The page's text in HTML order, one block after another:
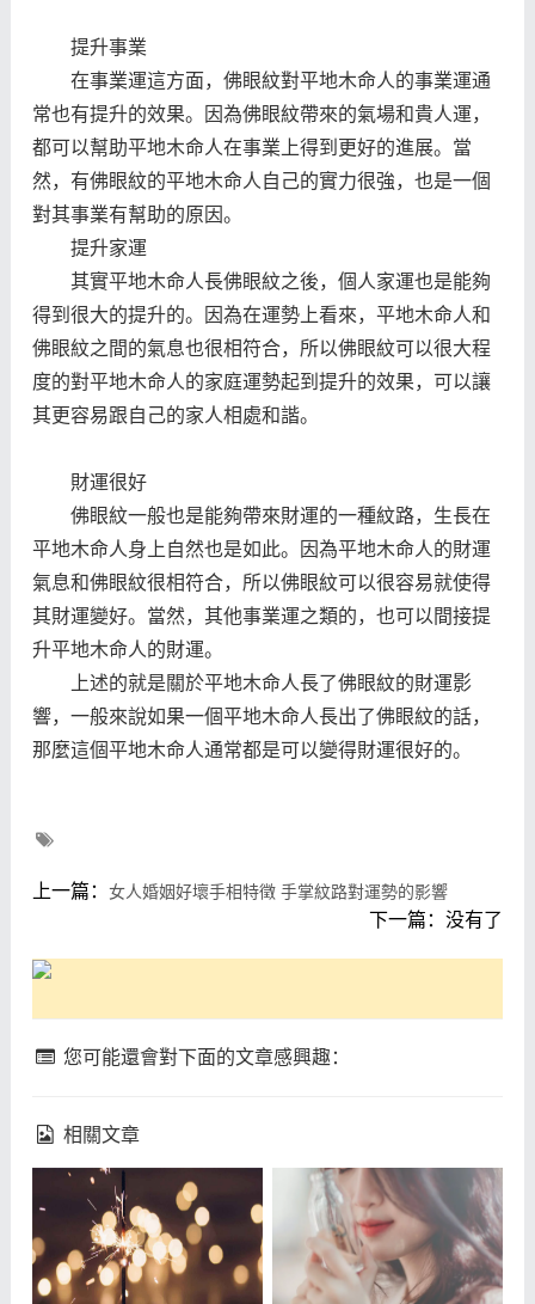
提升事業
在事業運這方面，佛眼紋對平地木命人的事業運通
常也有提升的效果。因為佛眼紋帶來的氣場和貴人運，
都可以幫助平地木命人在事業上得到更好的進展。當
然，有佛眼紋的平地木命人自己的實力很強，也是一個
對其事業有幫助的原因。
提升家運
其實平地木命人長佛眼紋之後，個人家運也是能夠
得到很大的提升的。因為在運勢上看來，平地木命人和
佛眼紋之間的氣息也很相符合，所以佛眼紋可以很大程
度的對平地木命人的家庭運勢起到提升的效果，可以讓
其更容易跟自己的家人相處和諧。
財運很好
佛眼紋一般也是能夠帶來財運的一種紋路，生長在
平地木命人身上自然也是如此。因為平地木命人的財運
氣息和佛眼紋很相符合，所以佛眼紋可以很容易就使得
其財運變好。當然，其他事業運之類的，也可以間接提
升平地木命人的財運。
上述的就是關於平地木命人長了佛眼紋的財運影
響，一般來說如果一個平地木命人長出了佛眼紋的話，
那麼這個平地木命人通常都是可以變得財運很好的。
上一篇： 女人婚姻好壞手相特徵 手掌紋路對運勢的影響
下一篇：没有了
您可能還會對下面的文章感興趣：
相關文章